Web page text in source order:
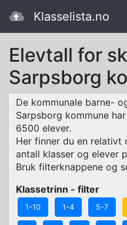
Klasselista.no
Elevtall for
Sarpsborg
De kommunale barne-
Sarpsborg kommune
6500 elever.
Her finner du en
antall klasser og elever
Bruk filterknappene og
Klassetrinn - filter
1-10 1-4 5-7